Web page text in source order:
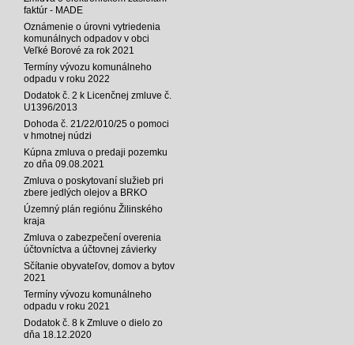
faktúr - MADE
Oznámenie o úrovni vytriedenia
komunálnych odpadov v obci
Veľké Borové za rok 2021
Termíny vývozu komunálneho
odpadu v roku 2022
Dodatok č. 2 k Licenčnej zmluve č.
U1396/2013
Dohoda č. 21/22/010/25 o pomoci
v hmotnej núdzi
Kúpna zmluva o predaji pozemku
zo dňa 09.08.2021
Zmluva o poskytovaní služieb pri
zbere jedlých olejov a BRKO
Územný plán regiónu Žilinského
kraja
Zmluva o zabezpečení overenia
účtovníctva a účtovnej závierky
Sčítanie obyvateľov, domov a bytov
2021
Termíny vývozu komunálneho
odpadu v roku 2021
Dodatok č. 8 k Zmluve o dielo zo
dňa 18.12.2020